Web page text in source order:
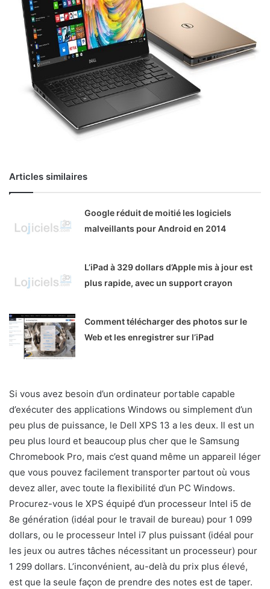
Articles similaires
Google réduit de moitié les logiciels
malveillants pour Android en 2014
L’iPad à 329 dollars d’Apple mis à jour est
plus rapide, avec un support crayon
Comment télécharger des photos sur le
Web et les enregistrer sur l’iPad
Si vous avez besoin d’un ordinateur portable capable
d’exécuter des applications Windows ou simplement d’un
peu plus de puissance, le Dell XPS 13 a les deux. Il est un
peu plus lourd et beaucoup plus cher que le Samsung
Chromebook Pro, mais c’est quand même un appareil léger
que vous pouvez facilement transporter partout où vous
devez aller, avec toute la flexibilité d’un PC Windows.
Procurez-vous le XPS équipé d’un processeur Intel i5 de
8e génération (idéal pour le travail de bureau) pour 1 099
dollars, ou le processeur Intel i7 plus puissant (idéal pour
les jeux ou autres tâches nécessitant un processeur) pour
1 299 dollars. L’inconvénient, au-delà du prix plus élevé,
est que la seule façon de prendre des notes est de taper.